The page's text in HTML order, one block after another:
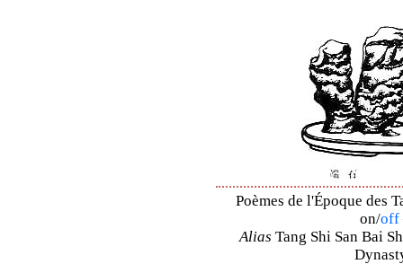
Poèmes de l'Époque des
on/off
Alias Tang Shi San Bai